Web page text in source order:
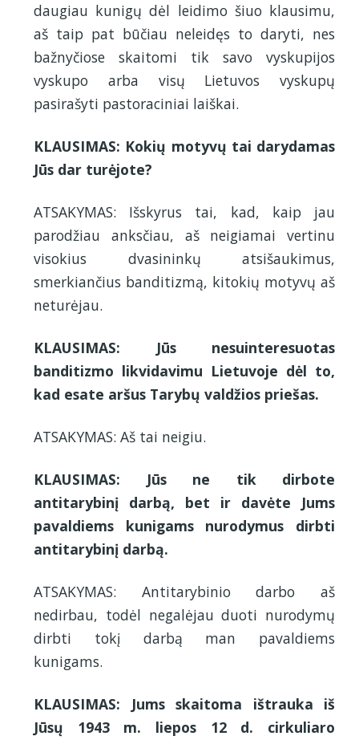
daugiau kunigų dėl leidimo šiuo klausimu,
aš taip pat būčiau neleidęs to daryti, nes
bažnyčiose skaitomi tik savo vyskupijos
vyskupo arba visų Lietuvos vyskupų
pasirašyti pastoraciniai laiškai.
KLAUSIMAS: Kokių motyvų tai darydamas
Jūs dar turėjote?
ATSAKYMAS: Išskyrus tai, kad, kaip jau
parodžiau anksčiau, aš neigiamai vertinu
visokius dvasininkų atsišaukimus,
smerkiančius banditizmą, kitokių motyvų aš
neturėjau.
KLAUSIMAS: Jūs nesuinteresuotas
banditizmo likvidavimu Lietuvoje dėl to,
kad esate aršus Tarybų valdžios priešas.
ATSAKYMAS: Aš tai neigiu.
KLAUSIMAS: Jūs ne tik dirbote
antitarybinį darbą, bet ir davėte Jums
pavaldiems kunigams nurodymus dirbti
antitarybinį darbą.
ATSAKYMAS: Antitarybinio darbo aš
nedirbau, todėl negalėjau duoti nurodymų
dirbti tokį darbą man pavaldiems
kunigams.
KLAUSIMAS: Jums skaitoma ištrauka iš
Jūsų 1943 m. liepos 12 d. cirkuliaro